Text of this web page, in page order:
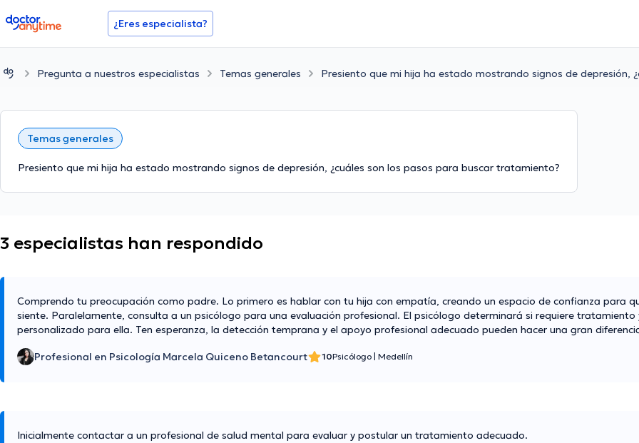
doctoranytime ¿Eres especialista?
Pregunta a nuestros especialistas Temas generales Presiento que mi hija ha estado mostrando signos de depresión,
Temas generales
Presiento que mi hija ha estado mostrando signos de depresión, ¿cuáles son los pasos para buscar tratamiento?
3 especialistas han respondido
Comprendo tu preocupación como padre. Lo primero es hablar con tu hija con empatía, creando un espacio de confianza para
siente. Paralelamente, consulta a un psicólogo para una evaluación profesional. El psicólogo determinará si requiere
personalizado para ella. Ten esperanza, la detección temprana y el apoyo profesional adecuado pueden hacer una gran
Profesional en Psicología Marcela Quiceno Betancourt 10Psicólogo Medellín
Inicialmente contactar a un profesional de salud mental para evaluar y postular un tratamiento adecuado.